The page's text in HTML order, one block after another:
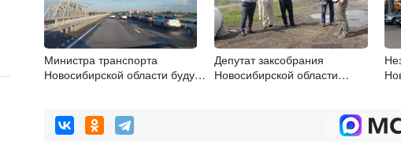
Министра транспорта
Новосибирской области будут
Депутат заксобрания
Новосибирской области